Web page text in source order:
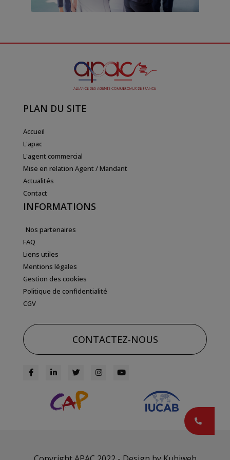
PLAN DU SITE
Accueil
L'apac
L'agent commercial
Mise en relation Agent / Mandant
Actualités
Contact
INFORMATIONS
Nos partenaires
FAQ
Liens utiles
Mentions légales
Gestion des cookies
Politique de confidentialité
CGV
CONTACTEZ-NOUS